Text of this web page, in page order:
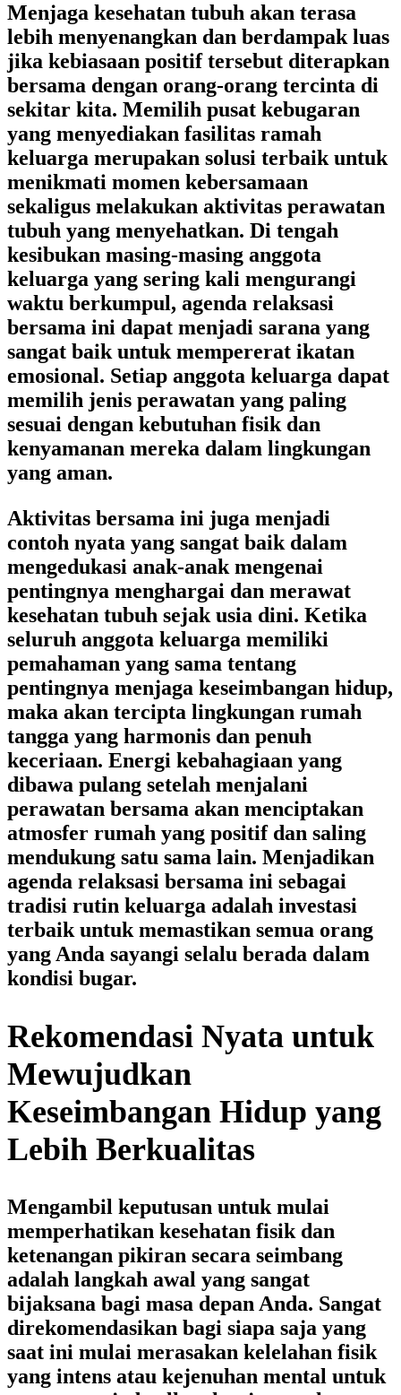
Menjaga kesehatan tubuh akan terasa
lebih menyenangkan dan berdampak luas
jika kebiasaan positif tersebut diterapkan
bersama dengan orang-orang tercinta di
sekitar kita. Memilih pusat kebugaran
yang menyediakan fasilitas ramah
keluarga merupakan solusi terbaik untuk
menikmati momen kebersamaan
sekaligus melakukan aktivitas perawatan
tubuh yang menyehatkan. Di tengah
kesibukan masing-masing anggota
keluarga yang sering kali mengurangi
waktu berkumpul, agenda relaksasi
bersama ini dapat menjadi sarana yang
sangat baik untuk mempererat ikatan
emosional. Setiap anggota keluarga dapat
memilih jenis perawatan yang paling
sesuai dengan kebutuhan fisik dan
kenyamanan mereka dalam lingkungan
yang aman.
Aktivitas bersama ini juga menjadi
contoh nyata yang sangat baik dalam
mengedukasi anak-anak mengenai
pentingnya menghargai dan merawat
kesehatan tubuh sejak usia dini. Ketika
seluruh anggota keluarga memiliki
pemahaman yang sama tentang
pentingnya menjaga keseimbangan hidup,
maka akan tercipta lingkungan rumah
tangga yang harmonis dan penuh
keceriaan. Energi kebahagiaan yang
dibawa pulang setelah menjalani
perawatan bersama akan menciptakan
atmosfer rumah yang positif dan saling
mendukung satu sama lain. Menjadikan
agenda relaksasi bersama ini sebagai
tradisi rutin keluarga adalah investasi
terbaik untuk memastikan semua orang
yang Anda sayangi selalu berada dalam
kondisi bugar.
Rekomendasi Nyata untuk
Mewujudkan
Keseimbangan Hidup yang
Lebih Berkualitas
Mengambil keputusan untuk mulai
memperhatikan kesehatan fisik dan
ketenangan pikiran secara seimbang
adalah langkah awal yang sangat
bijaksana bagi masa depan Anda. Sangat
direkomendasikan bagi siapa saja yang
saat ini mulai merasakan kelelahan fisik
yang intens atau kejenuhan mental untuk